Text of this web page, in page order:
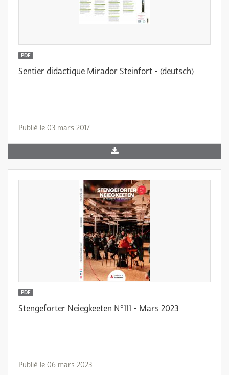
PDF
Sentier didactique Mirador Steinfort - (deutsch)
Publié le 03 mars 2017
PDF
Stengeforter Neiegkeeten N°111 - Mars 2023
Publié le 06 mars 2023